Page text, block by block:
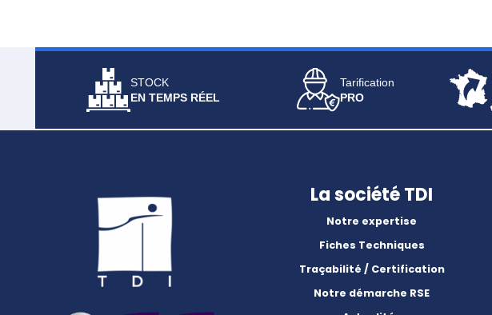
STOCK
EN TEMPS RÉEL
Tarification
PRO
La société TDI
Notre expertise
Fiches Techniques
Traçabilité / Certification
Notre démarche RSE